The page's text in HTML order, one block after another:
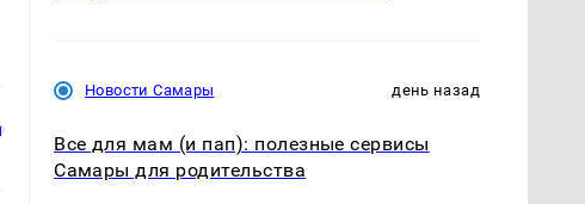
Новости Самары день назад
Все для мам (и пап): полезные сервисы
Самары для родительства